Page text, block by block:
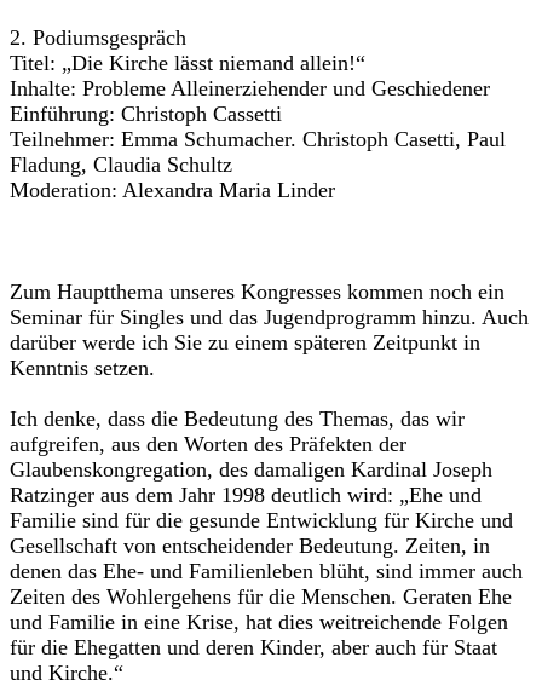
2. Podiumsgespräch
Titel: „Die Kirche lässt niemand allein!“
Inhalte: Probleme Alleinerziehender und Geschiedener
Einführung: Christoph Cassetti
Teilnehmer: Emma Schumacher. Christoph Casetti, Paul
Fladung, Claudia Schultz
Moderation: Alexandra Maria Linder
Zum Hauptthema unseres Kongresses kommen noch ein
Seminar für Singles und das Jugendprogramm hinzu. Auch
darüber werde ich Sie zu einem späteren Zeitpunkt in
Kenntnis setzen.
Ich denke, dass die Bedeutung des Themas, das wir
aufgreifen, aus den Worten des Präfekten der
Glaubenskongregation, des damaligen Kardinal Joseph
Ratzinger aus dem Jahr 1998 deutlich wird: „Ehe und
Familie sind für die gesunde Entwicklung für Kirche und
Gesellschaft von entscheidender Bedeutung. Zeiten, in
denen das Ehe- und Familienleben blüht, sind immer auch
Zeiten des Wohlergehens für die Menschen. Geraten Ehe
und Familie in eine Krise, hat dies weitreichende Folgen
für die Ehegatten und deren Kinder, aber auch für Staat
und Kirche.“